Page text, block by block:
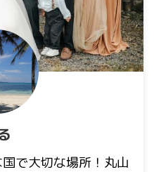
で大切な場所！丸山